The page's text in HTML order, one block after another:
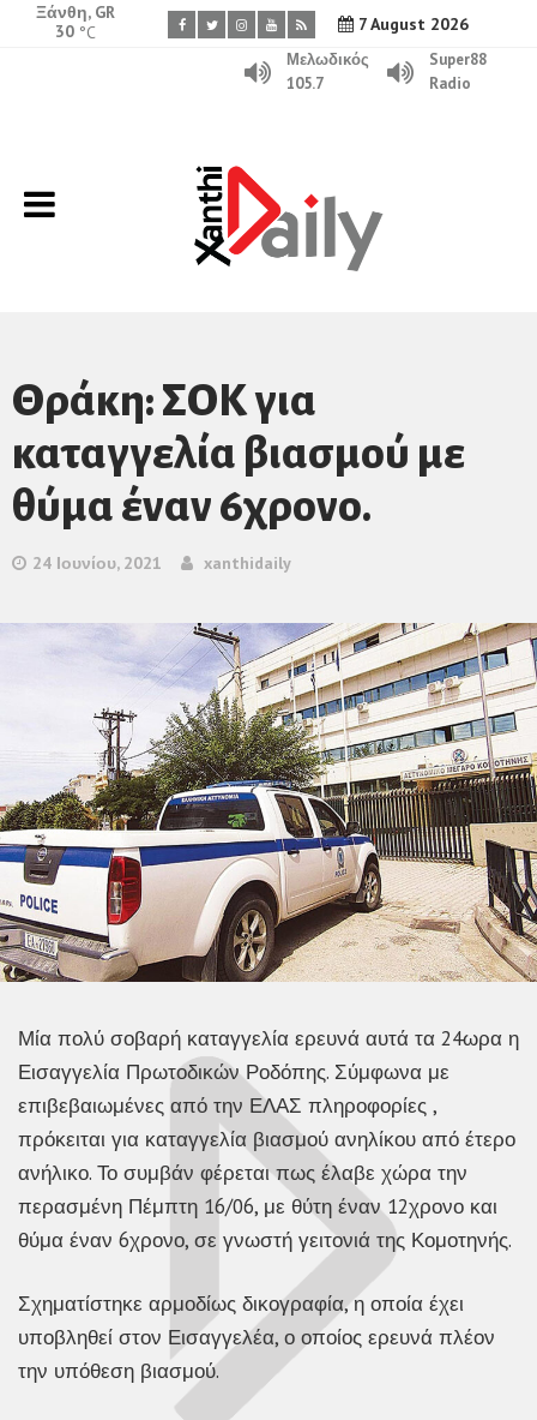
7 August 2026
Ξάνθη, GR
30 °C
Μελωδικός
105.7
Super88
Radio
Θράκη: ΣΟΚ για
καταγγελία βιασμού με
θύμα έναν 6χρονο.
24 Ιουνίου, 2021 xanthidaily
Μία πολύ σοβαρή καταγγελία ερευνά αυτά τα 24ωρα η
Εισαγγελία Πρωτοδικών Ροδόπης. Σύμφωνα με
επιβεβαιωμένες από την ΕΛΑΣ πληροφορίες ,
πρόκειται για καταγγελία βιασμού ανηλίκου από έτερο
ανήλικο. Το συμβάν φέρεται πως έλαβε χώρα την
περασμένη Πέμπτη 16/06, με θύτη έναν 12χρονο και
θύμα έναν 6χρονο, σε γνωστή γειτονιά της Κομοτηνής.
Σχηματίστηκε αρμοδίως δικογραφία, η οποία έχει
υποβληθεί στον Εισαγγελέα, ο οποίος ερευνά πλέον
την υπόθεση βιασμού.